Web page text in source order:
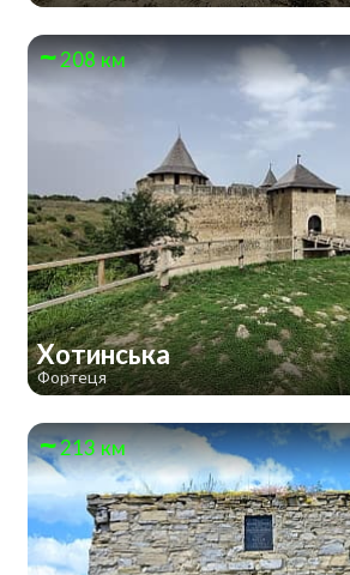
208 км
Хотинська
Фортеця
213 км